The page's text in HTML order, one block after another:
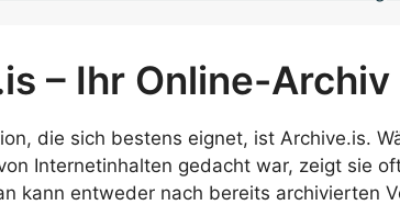
– Ihr Online-Archiv
die sich bestens eignet, ist Archive.is.
Internetinhalten gedacht war, zeigt sie
kann entweder nach bereits archivierten